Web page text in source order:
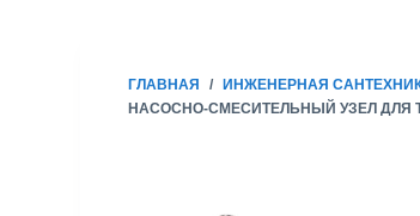
ГЛАВНАЯ / ИНЖЕНЕРНАЯ
НАСОСНО-СМЕСИТЕЛЬНЫЙ УЗЕЛ ДЛЯ